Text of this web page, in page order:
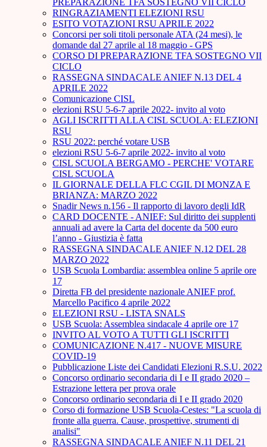
PREPARAZIONE TFA SOSTEGNO VII CICLO
RINGRAZIAMENTI ELEZIONI RSU
ESITO VOTAZIONI RSU APRILE 2022
Concorsi per soli titoli personale ATA (24 mesi), le
domande dal 27 aprile al 18 maggio - GPS
CORSO DI PREPARAZIONE TFA SOSTEGNO VII
CICLO
RASSEGNA SINDACALE ANIEF N.13 DEL 4
APRILE 2022
Comunicazione CISL
elezioni RSU 5-6-7 aprile 2022- invito al voto
AGLI ISCRITTI ALLA CISL SCUOLA: ELEZIONI
RSU
RSU 2022: perché votare USB
elezioni RSU 5-6-7 aprile 2022- invito al voto
CISL SCUOLA BERGAMO - PERCHE' VOTARE
CISL SCUOLA
IL GIORNALE DELLA FLC CGIL DI MONZA E
BRIANZA: MARZO 2022
Snadir News n.156 - Il rapporto di lavoro degli IdR
CARD DOCENTE - ANIEF: Sul diritto dei supplenti
annuali ad avere la Carta del docente da 500 euro
l’anno - Giustizia è fatta
RASSEGNA SINDACALE ANIEF N.12 DEL 28
MARZO 2022
USB Scuola Lombardia: assemblea online 5 aprile ore
17
Diretta FB del presidente nazionale ANIEF prof.
Marcello Pacifico 4 aprile 2022
ELEZIONI RSU - LISTA SNALS
USB Scuola: Assemblea sindacale 4 aprile ore 17
INVITO AL VOTO A TUTTI GLI ISCRITTI
COMUNICAZIONE N.417 - NUOVE MISURE
COVID-19
Pubblicazione Liste dei Candidati Elezioni R.S.U. 2022
Concorso ordinario secondaria di I e II grado 2020 –
Estrazione lettera per prova orale
Concorso ordinario secondaria di I e II grado 2020
Corso di formazione USB Scuola-Cestes: "La scuola di
fronte alla guerra. Cause, prospettive, strumenti di
analisi"
RASSEGNA SINDACALE ANIEF N.11 DEL 21